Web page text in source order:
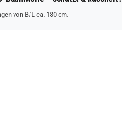
von B/L ca. 180 cm.